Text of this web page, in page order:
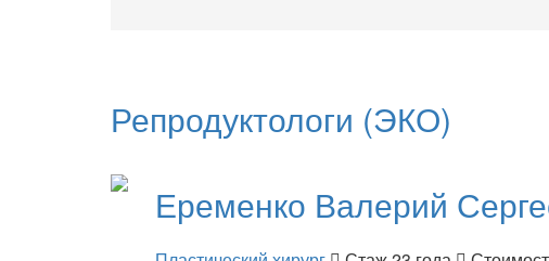
Репродуктологи (ЭКО)
Еременко Валерий